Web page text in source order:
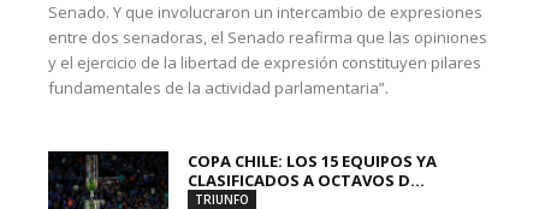
Senado. Y que involucraron un intercambio de expresiones
entre dos senadoras, el Senado reafirma que las opiniones
y el ejercicio de la libertad de expresión constituyen pilares
fundamentales de la actividad parlamentaria”.
COPA CHILE: LOS 15 EQUIPOS YA
CLASIFICADOS A OCTAVOS D...
TRIUNFO